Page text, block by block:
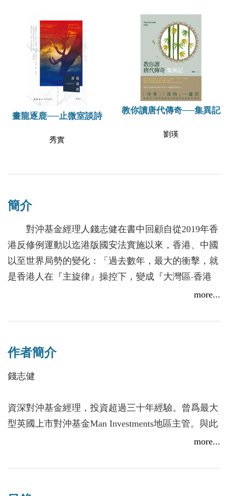
畫龍逐鹿──止微室談詩
秀實
教你讀唐代傳奇──集異記
劉瑛
簡介
對沖基金經理人錢志健在書中回顧自從2019年香
港反修例運動以迄港版國安法實施以來，香港、中國
以至世界局勢的變化：「過去數年，最大的衝擊，就
是香港人在『主旋律』操控下，變成『大灣區‧香港
人』，受到強力監控，也失去言論自由。政治、金
又一次的『身份改變』，令不少人有不同的體會，從
不論你是否懂得政治，政治始終要埋身（你不理
政治，政治依然會找上你）。作者自云：「這書的構
資。全天候性的操盤運作，長短均可；在短暫的人生
當中，如何善用數萬天；是整個人生的策略和使
的內容，不會翻譯，原文出版。」
more...
作者簡介
錢志健
資深對沖基金經理，投資超過三十年經驗。曾爲最大
型英國上市對沖基金Man Investments地區主管。與此
同時，也是財經電台及多媒體頻道負責人、評論人及
金融以外，錢氏關注香港在「港版國安法」及「一國
more...